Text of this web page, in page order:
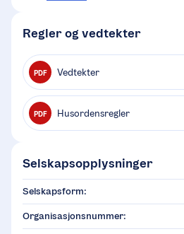
Regler og vedtekter
PDF Vedtekter
PDF Husordensregler
Selskapsopplysninger
Selskapsform:
Organisasjonsnummer: